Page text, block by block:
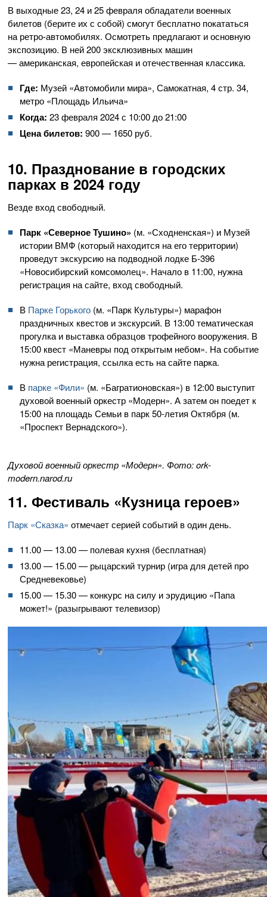
В выходные 23, 24 и 25 февраля обладатели военных
билетов (берите их с собой) смогут бесплатно покататься
на ретро-автомобилях. Осмотреть предлагают и основную
экспозицию. В ней 200 эксклюзивных машин
— американская, европейская и отечественная классика.
Где: Музей «Автомобили мира», Самокатная, 4 стр. 34,
метро «Площадь Ильича»
Когда: 23 февраля 2024 с 10:00 до 21:00
Цена билетов: 900 — 1650 руб.
10. Празднование в городских
парках в 2024 году
Везде вход свободный.
Парк «Северное Тушино» (м. «Сходненская») и Музей
истории ВМФ (который находится на его территории)
проведут экскурсию на подводной лодке Б-396
«Новосибирский комсомолец». Начало в 11:00, нужна
регистрация на сайте, вход свободный.
В Парке Горького (м. «Парк Культуры») марафон
праздничных квестов и экскурсий. В 13:00 тематическая
прогулка и выставка образцов трофейного вооружения. В
15:00 квест «Маневры под открытым небом». На событие
нужна регистрация, ссылка есть на сайте парка.
В парке «Фили» (м. «Багратионовская») в 12:00 выступит
духовой военный оркестр «Модерн». А затем он поедет к
15:00 на площадь Семьи в парк 50-летия Октября (м.
«Проспект Вернадского»).
Духовой военный оркестр «Модерн». Фото: ork-
modern.narod.ru
11. Фестиваль «Кузница героев»
Парк «Сказка» отмечает серией событий в один день.
11.00 — 13.00 — полевая кухня (бесплатная)
13.00 — 15.00 — рыцарский турнир (игра для детей про
Средневековье)
15.00 — 15.30 — конкурс на силу и эрудицию «Папа
может!» (разыгрывают телевизор)